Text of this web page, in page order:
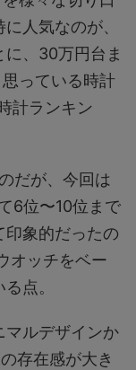
人気なのが、
、30万円台ま
っている時計
計ランキン
だが、今回は
6位〜10位まで
印象的だったの
オッチをベー
点。
ルデザインか
存在感が大き